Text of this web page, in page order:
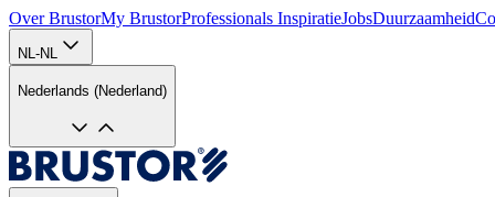
Over BrustorMy BrustorProfessionals InspiratieJobsDuurzaamheid
NL-NL
Nederlands (Nederland)